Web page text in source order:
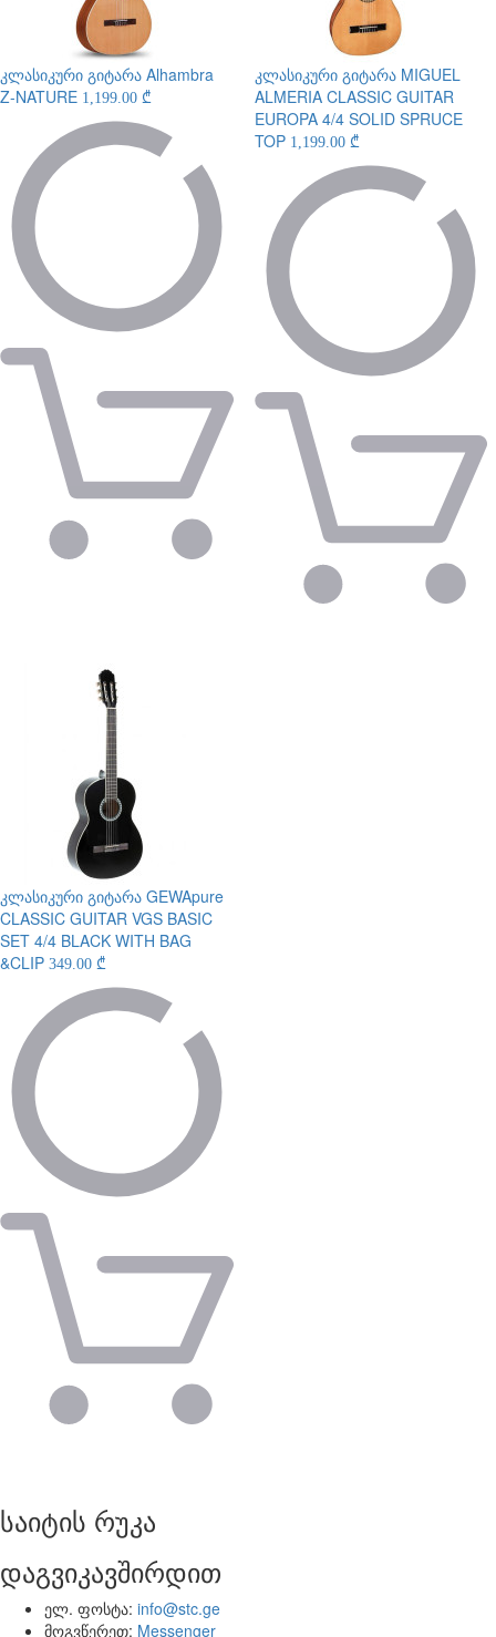
კლასიკური გიტარა Alhambra
Z-NATURE 1,199.00 ₾
კლასიკური გიტარა MIGUEL
ALMERIA CLASSIC GUITAR
EUROPA 4/4 SOLID SPRUCE
TOP 1,199.00 ₾
კლასიკური გიტარა GEWApure
CLASSIC GUITAR VGS BASIC
SET 4/4 BLACK WITH BAG
&CLIP 349.00 ₾
საიტის რუკა
დაგვიკავშირდით
ელ. ფოსტა: info@stc.ge
მოგვწერეთ: Messenger